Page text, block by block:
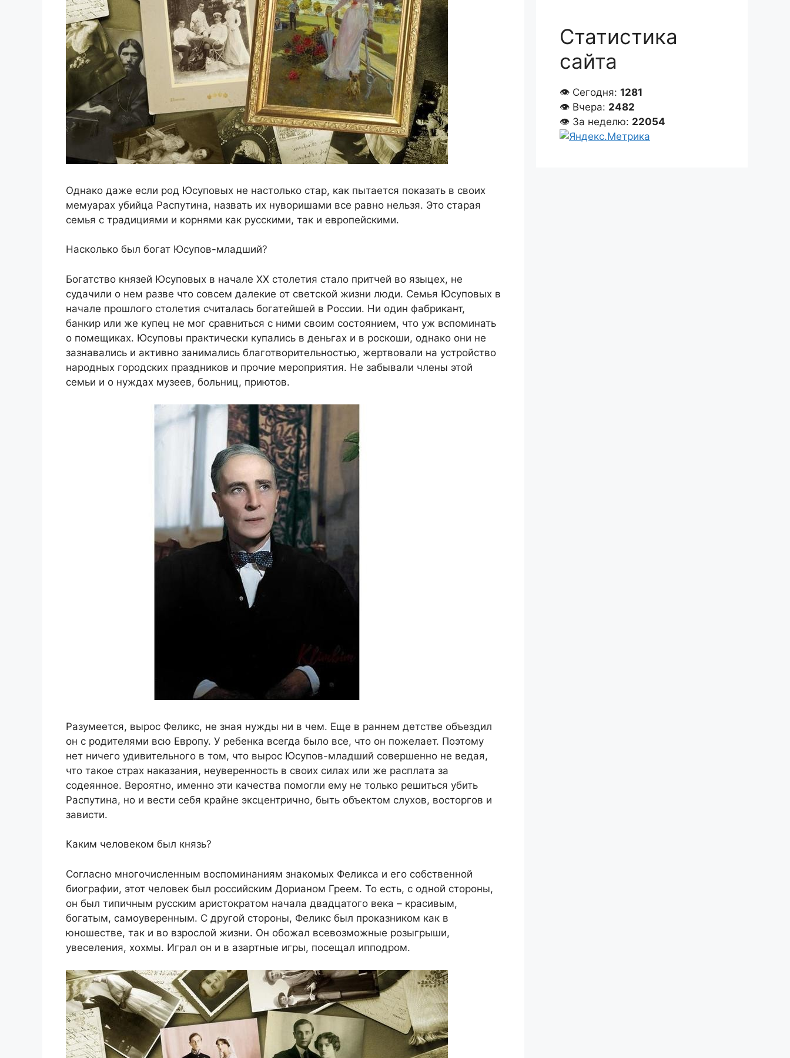
Однако даже если род Юсуповых не настолько стар, как пытается показать в своих
мемуарах убийца Распутина, назвать их нуворишами все равно нельзя. Это старая
семья с традициями и корнями как русскими, так и европейскими.
Насколько был богат Юсупов-младший?
Богатство князей Юсуповых в начале XX столетия стало притчей во языцех, не
судачили о нем разве что совсем далекие от светской жизни люди. Семья Юсуповых в
начале прошлого столетия считалась богатейшей в России. Ни один фабрикант,
банкир или же купец не мог сравниться с ними своим состоянием, что уж вспоминать
о помещиках. Юсуповы практически купались в деньгах и в роскоши, однако они не
зазнавались и активно занимались благотворительностью, жертвовали на устройство
народных городских праздников и прочие мероприятия. Не забывали члены этой
семьи и о нуждах музеев, больниц, приютов.
Разумеется, вырос Феликс, не зная нужды ни в чем. Еще в раннем детстве объездил
он с родителями всю Европу. У ребенка всегда было все, что он пожелает. Поэтому
нет ничего удивительного в том, что вырос Юсупов-младший совершенно не ведая,
что такое страх наказания, неуверенность в своих силах или же расплата за
содеянное. Вероятно, именно эти качества помогли ему не только решиться убить
Распутина, но и вести себя крайне эксцентрично, быть объектом слухов, восторгов и
зависти.
Каким человеком был князь?
Согласно многочисленным воспоминаниям знакомых Феликса и его собственной
биографии, этот человек был российским Дорианом Греем. То есть, с одной стороны,
он был типичным русским аристократом начала двадцатого века – красивым,
богатым, самоуверенным. С другой стороны, Феликс был проказником как в
юношестве, так и во взрослой жизни. Он обожал всевозможные розыгрыши,
увеселения, хохмы. Играл он и в азартные игры, посещал ипподром.
Статистика
сайта
👁 Сегодня: 1281
👁 Вчера: 2482
👁 За неделю: 22054